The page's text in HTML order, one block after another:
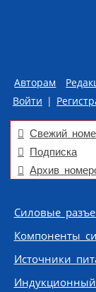
Авторам
Войти |
Свежий
Подписка
Архив
Skip to content
Силовые
Компоненты
Источники